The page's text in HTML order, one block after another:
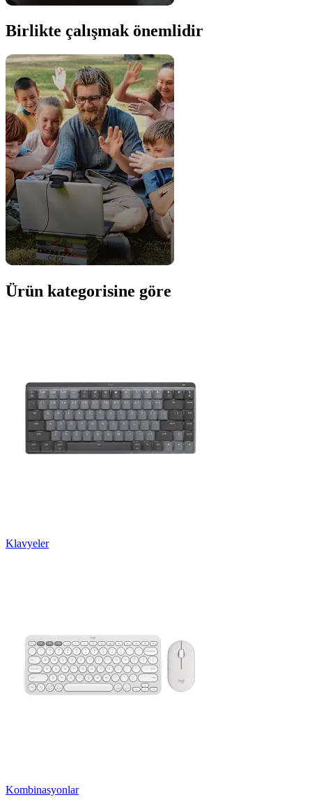
Birlikte çalışmak önemlidir
Ürün kategorisine göre
Klavyeler
Kombinasyonlar